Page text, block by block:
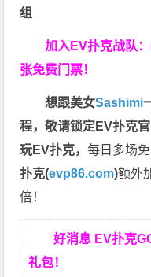
组
加入EV扑克战队：
张免费门票！
想跟美女Sashimi
程，敬请锁定EV扑克
玩EV扑克，每日多场
扑克(evp86.com)额外
倍！
好消息 EV扑克
礼包！